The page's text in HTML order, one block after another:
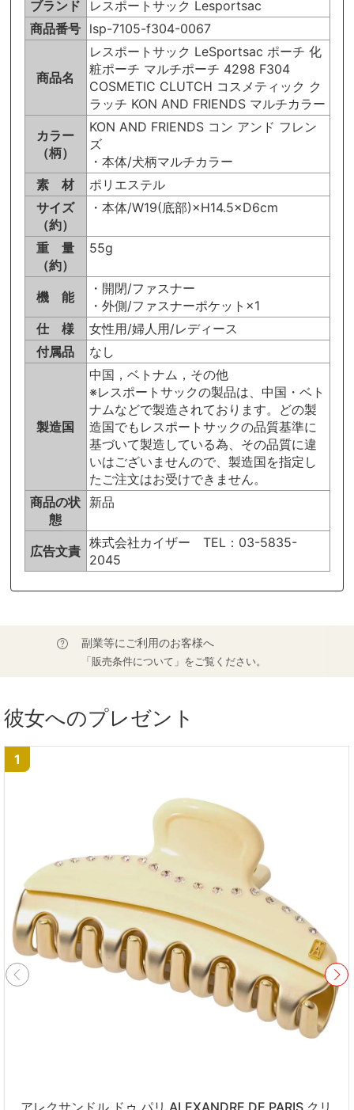
ブランド
レスポートサック Lesportsac
商品番号 lsp-7105-f304-0067
商品名
レスポートサック LeSportsac ポーチ 化
粧ポーチ マルチポーチ 4298 F304
COSMETIC CLUTCH コスメティック ク
ラッチ KON AND FRIENDS マルチカラー
カラー
（柄）
KON AND FRIENDS コン アンド フレン
ズ
・本体/犬柄マルチカラー
素 材
ポリエステル
サイズ
（約）
・本体/W19(底部)×H14.5×D6cm
重 量
（約）
55g
機 能
・開閉/ファスナー
・外側/ファスナーポケット×1
仕 様
女性用/婦人用/レディース
付属品
なし
製造国
中国，ベトナム，その他
※レスポートサックの製品は、中国・ベト
ナムなどで製造されております。どの製
造国でもレスポートサックの品質基準に
基づいて製造している為、その品質に違
いはございませんので、製造国を指定し
たご注文はお受けできません。
商品の状
態
新品
広告文責
株式会社カイザー TEL：03-5835-
2045
副業等にご利用のお客様へ
「販売条件について」をご覧ください。
彼女へのプレゼント
1